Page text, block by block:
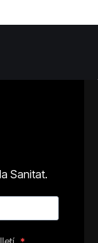
Sanitat.